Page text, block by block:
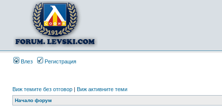
Влез Регистрация
Виж темите без отговор | Виж активните теми
Начало форум